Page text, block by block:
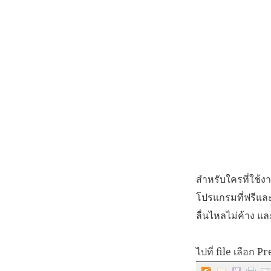
สำหรับใครที่ใช้ง
โปรแกรมที่ฟรีแล
ลื่นไหลไม่ค้าง แ
ไปที่ file เลือก